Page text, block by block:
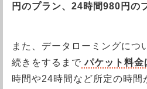
円のプラン、24時間980円の
また、データローミングにつ
続きをするまで パケット料金
時間や24時間など所定の時間